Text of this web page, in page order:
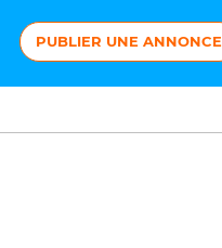
PUBLIER UNE ANNONCE